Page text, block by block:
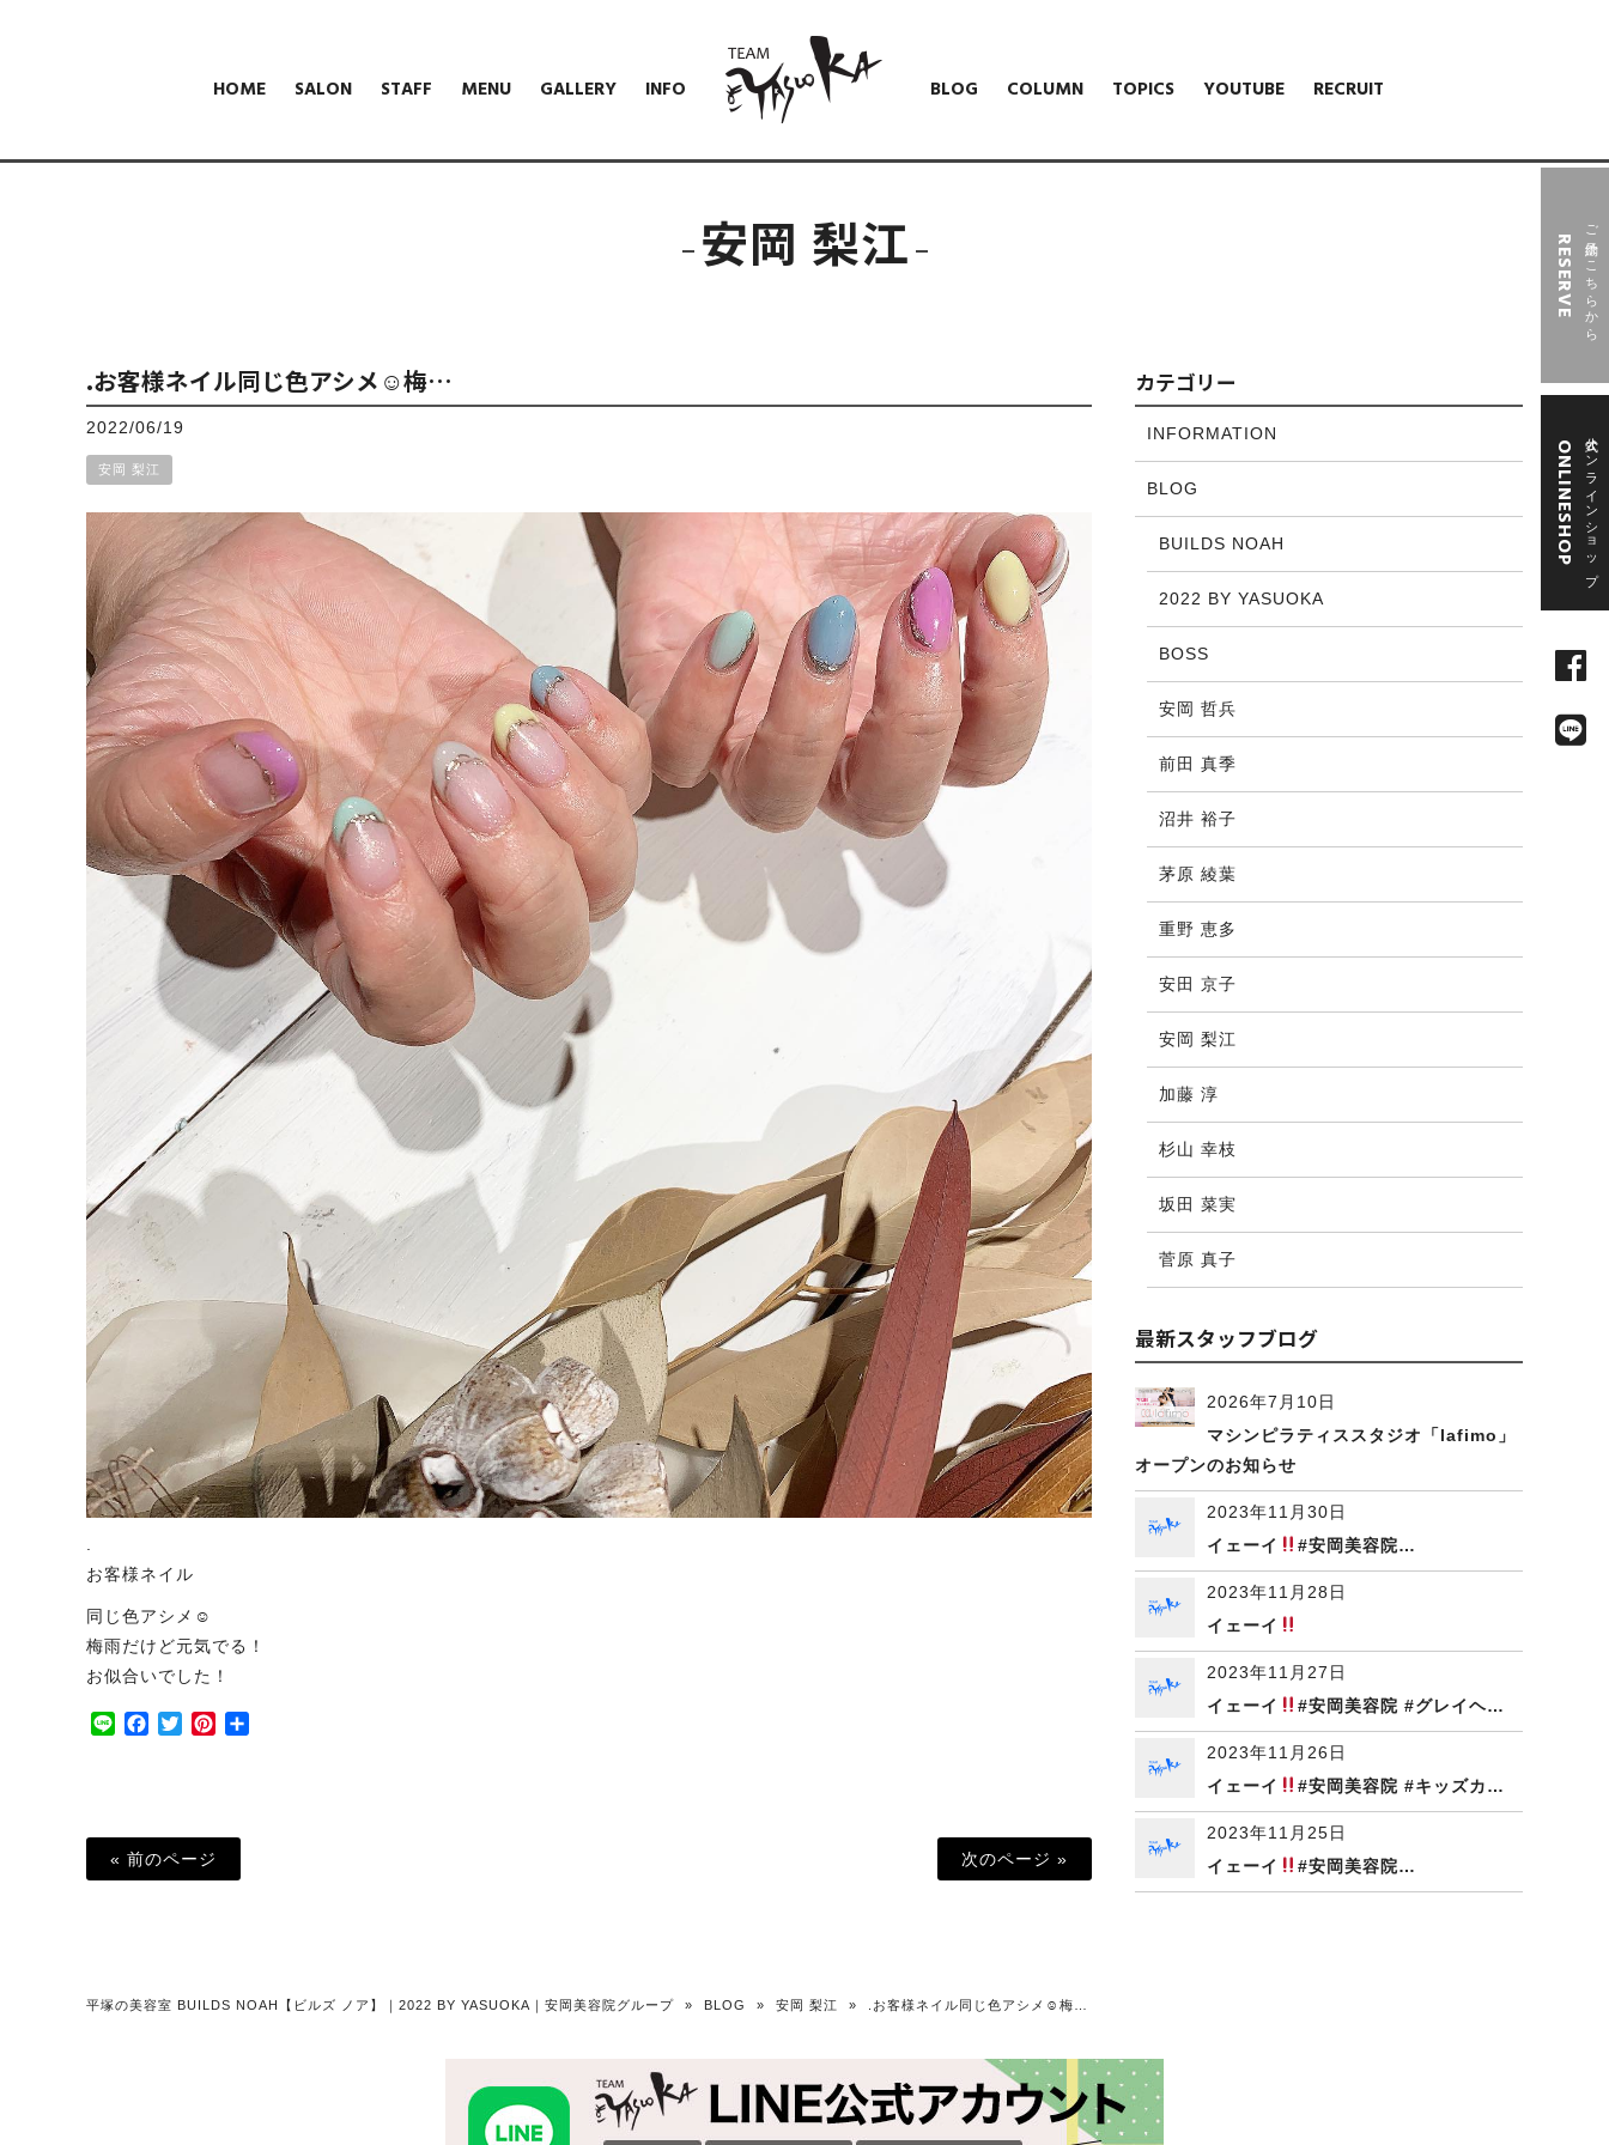
HOME SALON STAFF MENU GALLERY INFO BLOG COLUMN TOPICS YOUTUBE RECRUIT
ご予約はこちらから
RESERVE
公式オンラインショップ
ONLINESHOP
安岡 梨江
.お客様ネイル同じ色アシメ☺︎梅…
2022/06/19
安岡 梨江
お客様ネイル
同じ色アシメ☺︎
梅雨だけど元気でる！
お似合いでした！
Line Facebook
TwitterPinterest
« 前のページ 次のページ »
カテゴリー
INFORMATION
BLOG
BUILDS NOAH
2022 BY YASUOKA
BOSS
安岡 哲兵
前田 真季
沼井 裕子
茅原 綾葉
重野 恵多
安田 京子
安岡 梨江
加藤 淳
杉山 幸枝
坂田 菜実
菅原 真子
最新スタッフブログ
2026年7月10日
マシンピラティススタジオ「lafimo」
オープンのお知らせ
2023年11月30日
イェーイ
#安岡美容院…
2023年11月28日
イェーイ
2023年11月27日
イェーイ
#安岡美容院 #グレイヘ…
2023年11月26日
イェーイ
#安岡美容院 #キッズカ…
2023年11月25日
イェーイ
#安岡美容院…
平塚の美容室 BUILDS NOAH【ビルズ ノア】｜2022 BY YASUOKA｜安岡美容院グループ » BLOG » 安岡 梨江 » .お客様ネイル同じ色アシメ☺︎梅…